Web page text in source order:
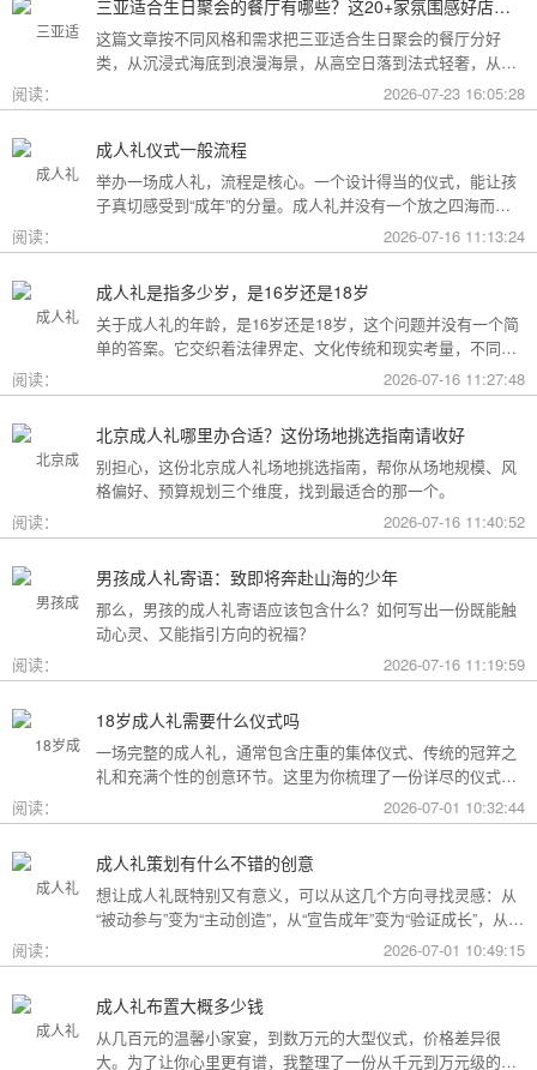
三亚适合生日聚会的餐厅有哪些？这20+家氛围感好店按风格挑，一篇搞定
这篇文章按不同风格和需求把三亚适合生日聚会的餐厅分好
类，从沉浸式海底到浪漫海景，从高空日落到法式轻奢，从热
带庭院到高性价比好店，直接对号入座就行。
阅读： 2026-07-23 16:05:28
成人礼仪式一般流程
举办一场成人礼，流程是核心。一个设计得当的仪式，能让孩
子真切感受到“成年”的分量。成人礼并没有一个放之四海而皆
准的固定模板，它可以根据不同的风格和规模灵活调整。下面
为你梳理了传统、现代和家庭聚会三种主要场景的完整流程，
阅读： 2026-07-16 11:13:24
成人礼是指多少岁，是16岁还是18岁
关于成人礼的年龄，是16岁还是18岁，这个问题并没有一个简
单的答案。它交织着法律界定、文化传统和现实考量，不同的
阅读： 2026-07-16 11:27:48
北京成人礼哪里办合适？这份场地挑选指南请收好
别担心，这份北京成人礼场地挑选指南，帮你从场地规模、风
格偏好、预算规划三个维度，找到最适合的那一个。
阅读：
2026-07-16 11:40:52
男孩成人礼寄语：致即将奔赴山海的少年
那么，男孩的成人礼寄语应该包含什么？如何写出一份既能触
动心灵、又能指引方向的祝福？
阅读：
2026-07-16 11:19:59
18岁成人礼需要什么仪式吗
一场完整的成人礼，通常包含庄重的集体仪式、传统的冠笄之
礼和充满个性的创意环节。这里为你梳理了一份详尽的仪式清
阅读： 2026-07-01 10:32:44
成人礼策划有什么不错的创意
想让成人礼既特别又有意义，可以从这几个方向寻找灵感：从
“被动参与”变为“主动创造”，从“宣告成年”变为“验证成长”，从
阅读： 2026-07-01 10:49:15
成人礼布置大概多少钱
从几百元的温馨小家宴，到数万元的大型仪式，价格差异很
大。为了让你心里更有谱，我整理了一份从千元到万元级的费